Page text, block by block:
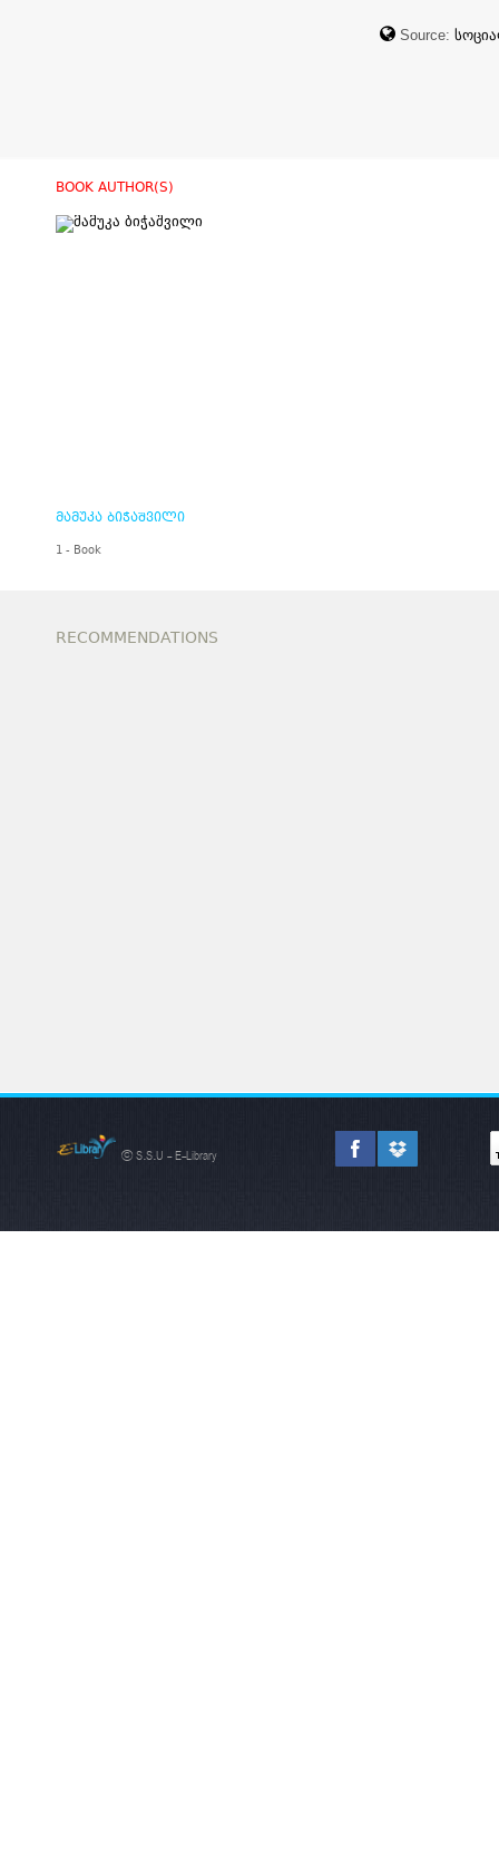
Source:
BOOK AUTHOR(S)
მამუკა ბიჭაშვილი
1 - Book
RECOMMENDATIONS
© S.S.U - E-Library